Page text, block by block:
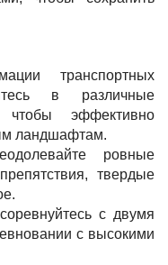
транспортных
в различные
чтобы эффективно
ландшафтам.
ровные
твердые
с двумя
с высокими